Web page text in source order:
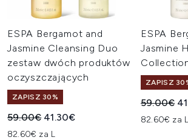
ESPA Bergamot and
Jasmine Cleansing Duo
zestaw dwóch produktów
oczyszczających
ZAPISZ 30%
Sugerowana cena detaliczna:
59.00€ Aktualna cena:
41.30€
82.60€ za L
ESPA
Jasmine
ZAPISZ
59.00€
82.60€ za L